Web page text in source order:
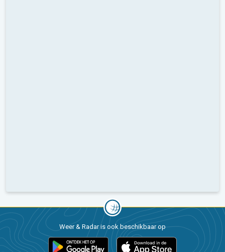
Weer & Radar is ook beschikbaar op